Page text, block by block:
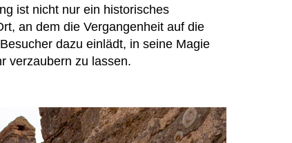
ist nicht nur ein historisches
an dem die Vergangenheit auf die
dazu einlädt, in seine Magie
verzaubern zu lassen.